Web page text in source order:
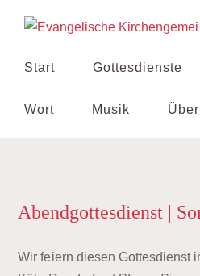
Inhalt
Start
Gottesdienste
Wort Musik
Abendgottesdienst |
Wir feiern diesen Gottesdienst